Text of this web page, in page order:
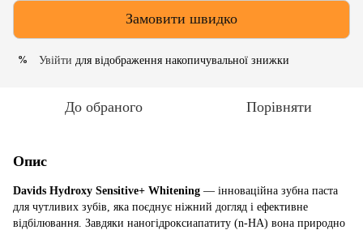
Замовити швидко
% Увійти для відображення накопичувальної знижки
До обраного Порівняти
Опис
Davids Hydroxy Sensitive+ Whitening — інноваційна зубна паста
для чутливих зубів, яка поєднує ніжний догляд і ефективне
відбілювання. Завдяки наногідроксиапатиту (n-HA) вона природно